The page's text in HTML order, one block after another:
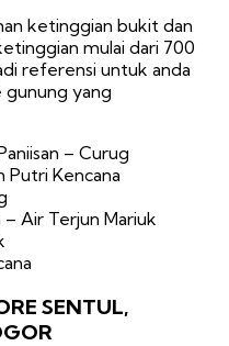
ketinggian bukit dan
mulai dari 700
referensi untuk anda
gunung yang
– Curug
Putri Kencana
Air Terjun Mariuk
SENTUL,